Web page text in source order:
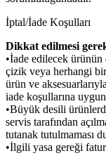
İptal/İade Koşulları
Dikkat edilmesi
•İade edilecek
çizik veya herhangi
ürün ve
iade koşullarına
•Büyük desili
servis tarafından
tutanak tutulmaması
•İlgili yasa gereği